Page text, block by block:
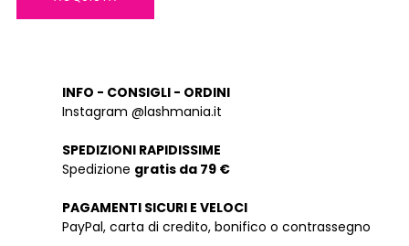
INFO - CONSIGLI - ORDINI
Instagram @lashmania.it
SPEDIZIONI RAPIDISSIME
Spedizione gratis da 79 €
PAGAMENTI SICURI E VELOCI
PayPal, carta di credito, bonifico o contrassegno